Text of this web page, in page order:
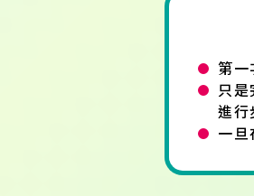
第一
只
進
一